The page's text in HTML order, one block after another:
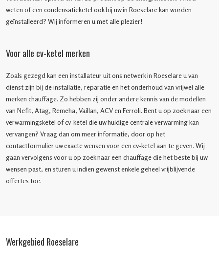
weten of een condensatieketel ook bij uw in Roeselare kan worden
geïnstalleerd? Wij informeren u met alle plezier!
Voor alle cv-ketel merken
Zoals gezegd kan een installateur uit ons netwerk in Roeselare u van
dienst zijn bij de installatie, reparatie en het onderhoud van vrijwel alle
merken chauffage. Zo hebben zij onder andere kennis van de modellen
van Nefit, Atag, Remeha, Vaillan, ACV en Ferroli. Bent u op zoek naar een
verwarmingsketel of cv-ketel die uw huidige centrale verwarming kan
vervangen? Vraag dan om meer informatie, door op het
contactformulier uw exacte wensen voor een cv-ketel aan te geven. Wij
gaan vervolgens voor u op zoek naar een chauffage die het beste bij uw
wensen past, en sturen u indien gewenst enkele geheel vrijblijvende
offertes toe.
Werkgebied Roeselare